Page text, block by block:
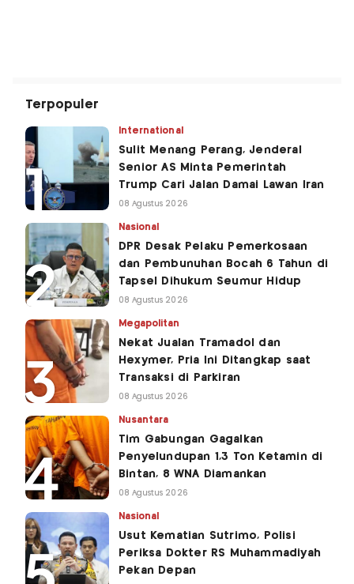
Terpopuler
International
Sulit Menang Perang, Jenderal
Senior AS Minta Pemerintah
Trump Cari Jalan Damai Lawan Iran
08 Agustus 2026
Nasional
DPR Desak Pelaku Pemerkosaan
dan Pembunuhan Bocah 6 Tahun di
Tapsel Dihukum Seumur Hidup
08 Agustus 2026
Megapolitan
Nekat Jualan Tramadol dan
Hexymer, Pria Ini Ditangkap saat
Transaksi di Parkiran
08 Agustus 2026
Nusantara
Tim Gabungan Gagalkan
Penyelundupan 1,3 Ton Ketamin di
Bintan, 8 WNA Diamankan
08 Agustus 2026
Nasional
Usut Kematian Sutrimo, Polisi
Periksa Dokter RS Muhammadiyah
Pekan Depan